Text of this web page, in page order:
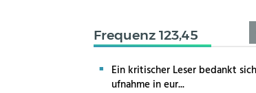
Frequenz 123,45
Ein kritischer Leser bedankt
ufnahme in eur...